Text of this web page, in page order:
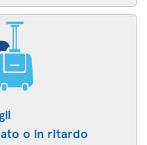
o in ritardo